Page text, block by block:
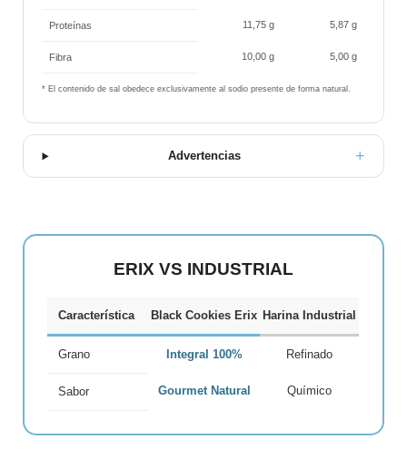
Proteínas 11,75 g 5,87 g
Fibra 10,00 g 5,00 g
* El contenido de sal obedece exclusivamente al sodio presente de forma natural.
Advertencias
ERIX VS INDUSTRIAL
Característica Black Cookies Erix Harina Industrial
Grano Integral 100% Refinado
Sabor Gourmet Natural Químico